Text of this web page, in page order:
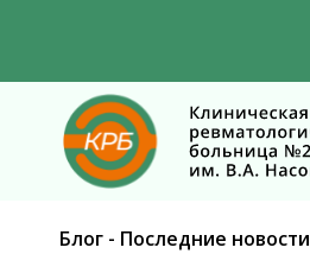
Блог - Последние новости